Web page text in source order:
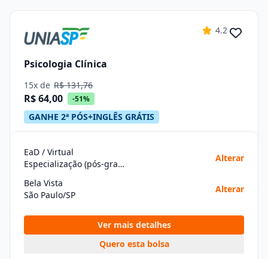
4.2
Psicologia Clínica
15x de R$ 131,76
R$ 64,00 -51%
GANHE 2ª PÓS+INGLÊS GRÁTIS
EaD / Virtual
Especialização (pós-graduação)
Alterar
Bela Vista
São Paulo/SP
Alterar
Ver mais detalhes
Quero esta bolsa